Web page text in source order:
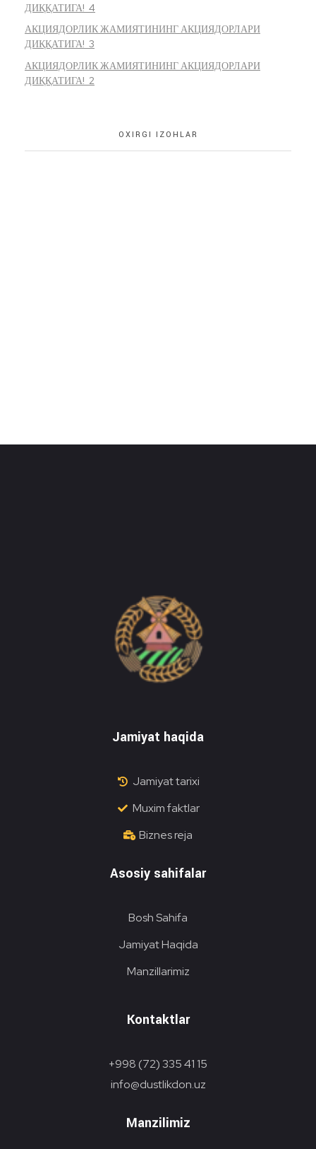
ДИҚҚАТИГА! 4
АКЦИЯДОРЛИК ЖАМИЯТИНИНГ АКЦИЯДОРЛАРИ
ДИҚҚАТИГА! 3
АКЦИЯДОРЛИК ЖАМИЯТИНИНГ АКЦИЯДОРЛАРИ
ДИҚҚАТИГА! 2
OXIRGI IZOHLAR
Jamiyat haqida
Jamiyat tarixi
Muxim faktlar
Biznes reja
Asosiy sahifalar
Bosh Sahifa
Jamiyat Haqida
Manzillarimiz
Kontaktlar
+998 (72) 335 41 15
info@dustlikdon.uz
Manzilimiz